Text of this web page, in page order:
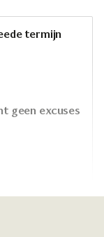
termijn
geen excuses